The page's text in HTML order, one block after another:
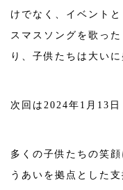
けでなく、イベント
スマスソングを歌っ
り、子供たちは大い
次回は2024年1月13日
多くの子供たちの笑
うあいを拠点とした